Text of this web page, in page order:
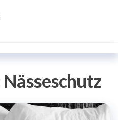
Nässeschutz